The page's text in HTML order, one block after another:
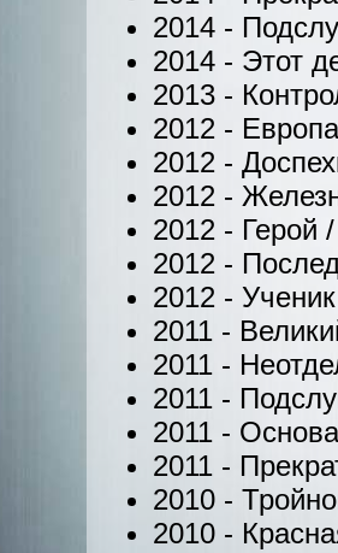
2014 -
2014 - Этот
2013 -
2012 -
2012 -
2012 -
2012 - Герой
2012 -
2012 -
2011 -
2011 -
2011 -
2011 -
2011 -
2010 -
2010 -